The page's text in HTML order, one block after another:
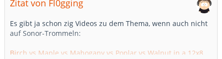
Zitat von Fl0gging
Es gibt ja schon zig Videos zu dem Thema, wenn auch nicht
auf Sonor-Trommeln:
Birch vs Maple vs Mahogany vs Poplar vs Walnut in a 12x8